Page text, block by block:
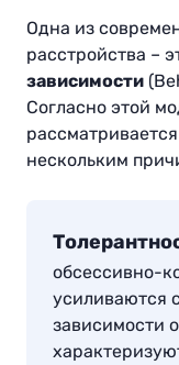
Одна из
расстройства –
зависимости
Согласно этой
нескольким
обсессивно-
усиливаются
зависимости